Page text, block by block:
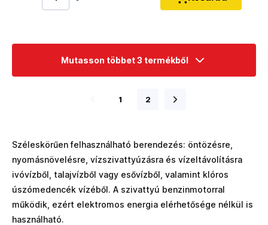
Mutasson többet 3 termékből
1 2
Széleskörűen felhasználható berendezés: öntözésre,
nyomásnövelésre, vízszivattyúzásra és vízeltávolításra
ivóvízből, talajvízből vagy esővízből, valamint klóros
úszómedencék vízéből. A szivattyú benzinmotorral
működik, ezért elektromos energia elérhetősége nélkül is
használható.